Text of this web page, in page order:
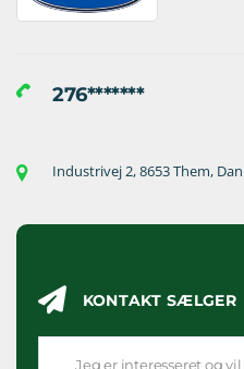
276*******
Industrivej 2, 8653 Them,
KONTAKT SÆLGER